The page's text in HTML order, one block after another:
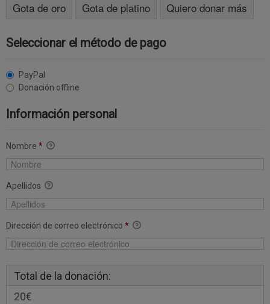
Gota de oro
Gota de platino Quiero donar más
Seleccionar el método de pago
PayPal
Donación offline
Información personal
Nombre *
Apellidos
Dirección de correo electrónico *
Total de la donación:
20€